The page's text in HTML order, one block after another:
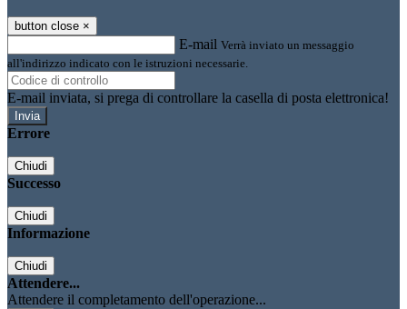
button close ×
E-mail Verrà inviato un messaggio
all'indirizzo indicato con le istruzioni necessarie.
E-mail inviata, si prega di controllare la casella di posta elettronica!
Errore
Chiudi
Successo
Chiudi
Informazione
Chiudi
Attendere...
Attendere il completamento dell'operazione...